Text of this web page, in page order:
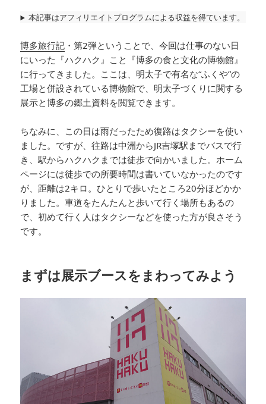
本記事はアフィリエイトプログラムによる収益を得ています。
博多旅行記 ・第2弾ということで、今回は仕事のない日
にいった『ハクハク』こと『博多の食と文化の博物館』
に行ってきました。ここは、明太子で有名な“ふくや”の
工場と併設されている博物館で、明太子づくりに関する
展示と博多の郷土資料を閲覧できます。
ちなみに、この日は雨だったため復路はタクシーを使い
ました。ですが、往路は中洲からJR吉塚駅までバスで行
き、駅からハクハクまでは徒歩で向かいました。ホーム
ページには徒歩での所要時間は書いていなかったのです
が、距離は2キロ。ひとりで歩いたところ20分ほどかか
りました。車道をたんたんと歩いて行く場所もあるの
で、初めて行く人はタクシーなどを使った方が良さそう
です。
まずは展示ブースをまわってみよう